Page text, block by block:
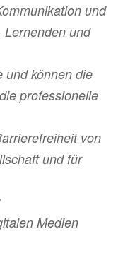
und
Lernenden und
und können die
professionelle
von
und für
Medien